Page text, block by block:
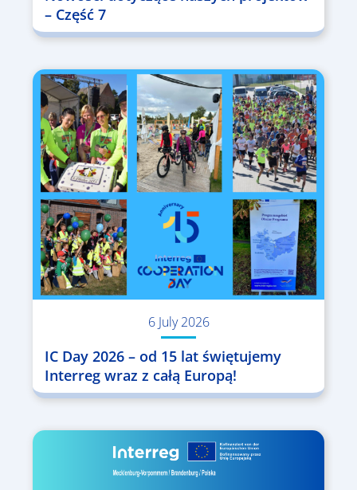
– Część 7
6 July 2026
IC Day 2026 – od 15 lat świętujemy
Interreg wraz z całą Europą!